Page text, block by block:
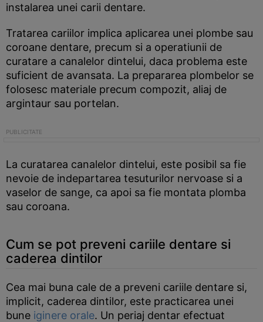
instalarea unei carii dentare.
Tratarea cariilor implica aplicarea unei plombe sau
coroane dentare, precum si a operatiunii de
curatare a canalelor dintelui, daca problema este
suficient de avansata. La prepararea plombelor se
folosesc materiale precum compozit, aliaj de
argintaur sau portelan.
La curatarea canalelor dintelui, este posibil sa fie
nevoie de indepartarea tesuturilor nervoase si a
vaselor de sange, ca apoi sa fie montata plomba
sau coroana.
Cum se pot preveni cariile dentare si
caderea dintilor
Cea mai buna cale de a preveni cariile dentare si,
implicit, caderea dintilor, este practicarea unei
bune iginere orale. Un periaj dentar efectuat